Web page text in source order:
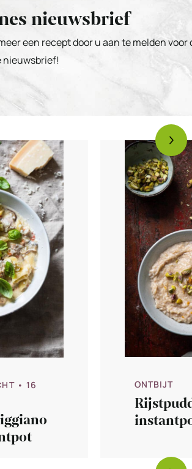
nieuwsbrief
een recept door u aan te melden voor
nieuwsbrief!
• 16
ONTBIJT